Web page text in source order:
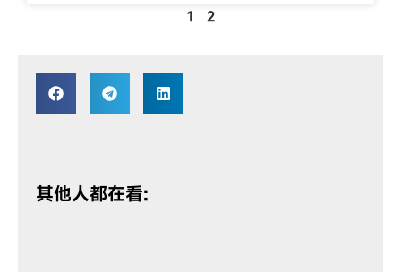
1 2
其他人都在看: